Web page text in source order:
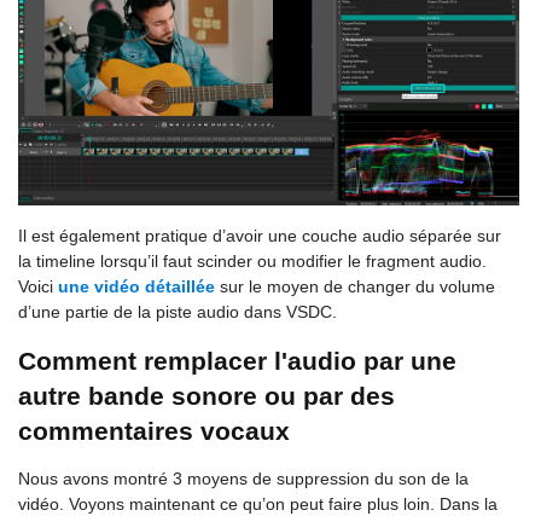
Il est également pratique d’avoir une couche audio séparée sur
la timeline lorsqu’il faut scinder ou modifier le fragment audio.
Voici une vidéo détaillée sur le moyen de changer du volume
d’une partie de la piste audio dans VSDC.
Comment remplacer l'audio par une
autre bande sonore ou par des
commentaires vocaux
Nous avons montré 3 moyens de suppression du son de la
vidéo. Voyons maintenant ce qu’on peut faire plus loin. Dans la